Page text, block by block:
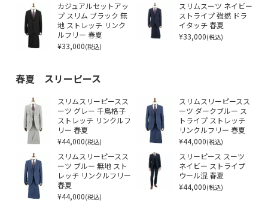
カジュアルセットアッ
プ スリム ブラック 無
地 ストレッチ リンク
ルフリー 春夏
¥33,000(税込)
スリムスーツ ネイビー
ストライプ 強撚 ドラ
イタッチ 春夏
¥33,000(税込)
春夏 スリーピース
スリムスリーピースス
ーツ グレー 千鳥格子
ストレッチ リンクルフ
リー 春夏
¥44,000(税込)
スリムスリーピースス
ーツ ダークブルー ス
トライプ ストレッチ
リンクルフリー 春夏
¥44,000(税込)
スリムスリーピースス
ーツ ブルー 無地 スト
レッチ リンクルフリー
春夏
¥44,000(税込)
スリーピース スーツ
ネイビー ストライプ
ウール混 春夏
¥44,000(税込)